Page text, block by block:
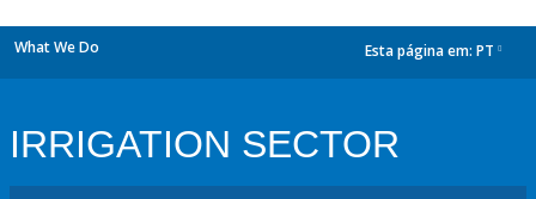
What We Do Esta página em: PT
IRRIGATION SECTOR